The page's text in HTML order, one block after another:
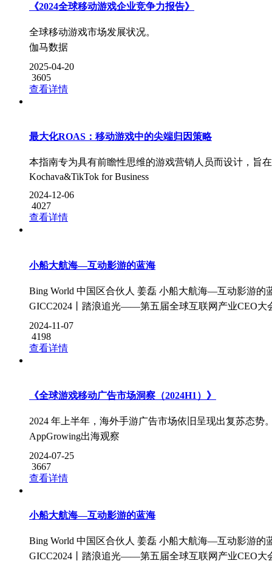
《2024全球移动游戏企业竞争力报告》
全球移动游戏市场发展状况。
伽马数据
2025-04-20
3605
查看详情
最大化ROAS：移动游戏中的尖端归因策略
本指南专为具有前瞻性思维的游戏营销人员而设计，旨
Kochava&TikTok for Business
2024-12-06
4027
查看详情
小船大航海—互动影游的蓝海
Bing World 中国区合伙人 姜磊 小船大航海—互动影游的
GICC2024丨踏浪追光——第五届全球互联网产业CEO大
2024-11-07
4198
查看详情
《全球游戏移动广告市场洞察（2024H1）》
2024 年上半年，海外手游广告市场依旧呈现出复苏态势。
AppGrowing出海观察
2024-07-25
3667
查看详情
小船大航海—互动影游的蓝海
Bing World 中国区合伙人 姜磊 小船大航海—互动影游的
GICC2024丨踏浪追光——第五届全球互联网产业CEO大